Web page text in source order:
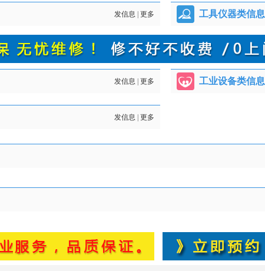
发信息 更多 工具仪器类信息
发信息 更多 工业设备类信息
发信息 更多